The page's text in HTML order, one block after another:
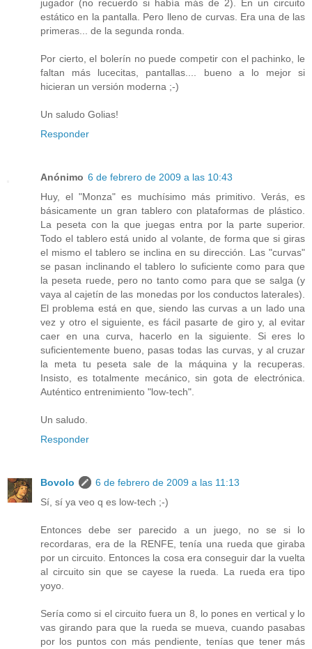
jugador (no recuerdo si había más de 2). En un circuito
estático en la pantalla. Pero lleno de curvas. Era una de las
primeras... de la segunda ronda.
Por cierto, el bolerín no puede competir con el pachinko, le
faltan más lucecitas, pantallas.... bueno a lo mejor si
hicieran un versión moderna ;-)
Un saludo Golias!
Responder
Anónimo 6 de febrero de 2009 a las 10:43
Huy, el "Monza" es muchísimo más primitivo. Verás, es
básicamente un gran tablero con plataformas de plástico.
La peseta con la que juegas entra por la parte superior.
Todo el tablero está unido al volante, de forma que si giras
el mismo el tablero se inclina en su dirección. Las "curvas"
se pasan inclinando el tablero lo suficiente como para que
la peseta ruede, pero no tanto como para que se salga (y
vaya al cajetín de las monedas por los conductos laterales).
El problema está en que, siendo las curvas a un lado una
vez y otro el siguiente, es fácil pasarte de giro y, al evitar
caer en una curva, hacerlo en la siguiente. Si eres lo
suficientemente bueno, pasas todas las curvas, y al cruzar
la meta tu peseta sale de la máquina y la recuperas.
Insisto, es totalmente mecánico, sin gota de electrónica.
Auténtico entrenimiento "low-tech".
Un saludo.
Responder
Bovolo
6 de febrero de 2009 a las 11:13
Sí, sí ya veo q es low-tech ;-)
Entonces debe ser parecido a un juego, no se si lo
recordaras, era de la RENFE, tenía una rueda que giraba
por un circuito. Entonces la cosa era conseguir dar la vuelta
al circuito sin que se cayese la rueda. La rueda era tipo
yoyo.
Sería como si el circuito fuera un 8, lo pones en vertical y lo
vas girando para que la rueda se mueva, cuando pasabas
por los puntos con más pendiente, tenías que tener más